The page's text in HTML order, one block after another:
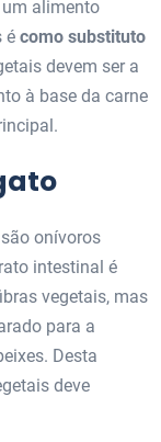
alimento
é como substituto
devem ser a
à base da carne
onívoros
intestinal é
vegetais, mas
para a
Desta
deve